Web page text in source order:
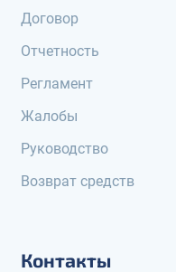
Договор
Отчетность
Регламент
Жалобы
Руководство
Возврат средств
Контакты